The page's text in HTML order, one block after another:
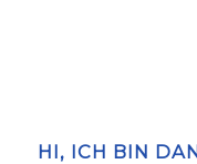
HI, ICH BIN